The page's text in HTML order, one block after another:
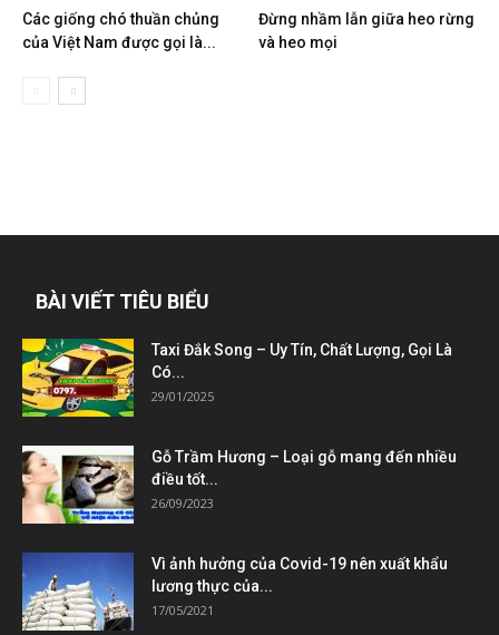
Các giống chó thuần chủng
của Việt Nam được gọi là...
Đừng nhầm lẫn giữa heo rừng
và heo mọi
BÀI VIẾT TIÊU BIỂU
Taxi Đắk Song – Uy Tín, Chất Lượng, Gọi Là
Có...
29/01/2025
Gỗ Trầm Hương – Loại gỗ mang đến nhiều
điều tốt...
26/09/2023
Vì ảnh hưởng của Covid-19 nên xuất khẩu
lương thực của...
17/05/2021